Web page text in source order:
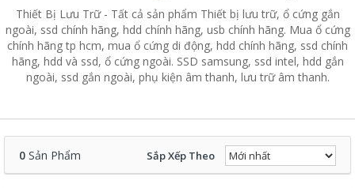
Thiết Bị Lưu Trữ - Tất cả sản phẩm Thiết bị lưu trữ, ổ cứng gắn
ngoài, ssd chính hãng, hdd chính hãng, usb chính hãng. Mua ổ cứng
chính hãng tp hcm, mua ổ cứng di động, hdd chính hãng, ssd chính
hãng, hdd và ssd, ổ cứng ngoài. SSD samsung, ssd intel, hdd gắn
ngoài, ssd gắn ngoài, phụ kiện âm thanh, lưu trữ âm thanh.
0 Sản Phẩm Sắp Xếp Theo